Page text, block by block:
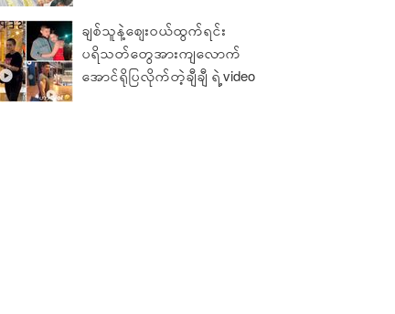
ချစ်သူနဲ့ဈေးဝယ်ထွက်ရင်း
ပရိသတ်တွေအားကျလောက်
အောင်ရိုပြလိုက်တဲ့ချီချီ ရဲ့video